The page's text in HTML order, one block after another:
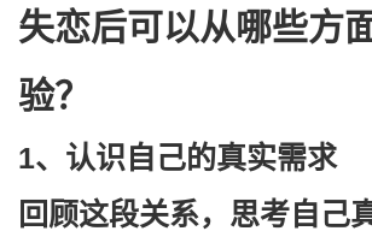
失恋后可以从哪些方
验？
1、认识自己的真实需求
回顾这段关系，思考自己